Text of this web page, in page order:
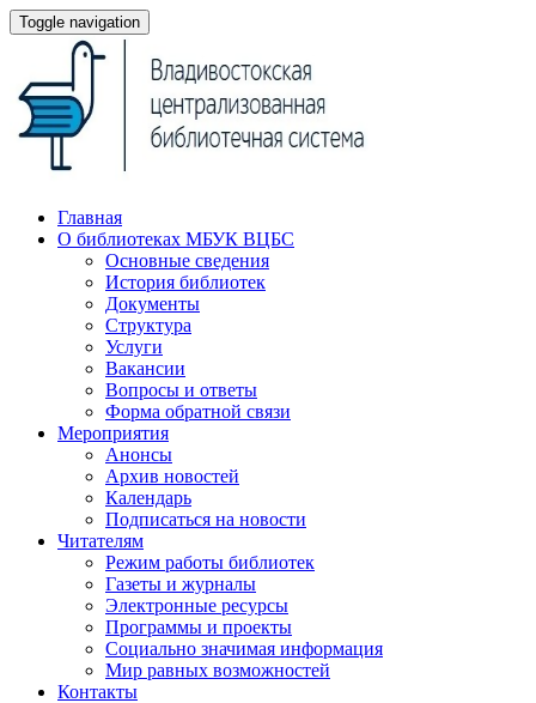
Toggle navigation
Главная
О библиотеках МБУК ВЦБС
Основные сведения
История библиотек
Документы
Структура
Услуги
Вакансии
Вопросы и ответы
Форма обратной связи
Мероприятия
Анонсы
Архив новостей
Календарь
Подписаться на новости
Читателям
Режим работы библиотек
Газеты и журналы
Электронные ресурсы
Программы и проекты
Социально значимая информация
Мир равных возможностей
Контакты